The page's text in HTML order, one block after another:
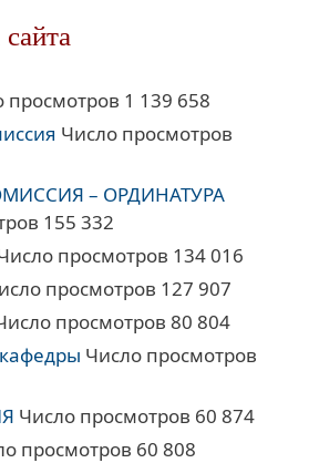
просмотров 1 139 658
Число просмотров
– ОРДИНАТУРА
155 332
просмотров 134 016
просмотров 127 907
просмотров 80 804
Число просмотров
Число просмотров 60 874
просмотров 60 808